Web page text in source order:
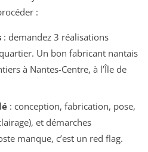
:
: demandez 3 réalisations
Un bon fabricant nantais
à Nantes-Centre, à l’Île de
: conception, fabrication, pose,
et démarches
manque, c’est un red flag.